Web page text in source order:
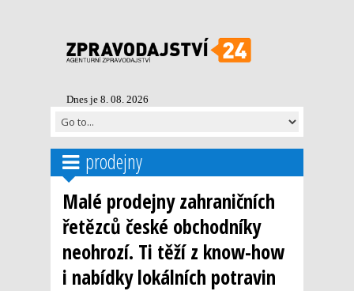
Dnes je 8. 08. 2026
prodejny
Malé prodejny zahraničních
řetězců české obchodníky
neohrozí. Ti těží z know-how
i nabídky lokálních potravin